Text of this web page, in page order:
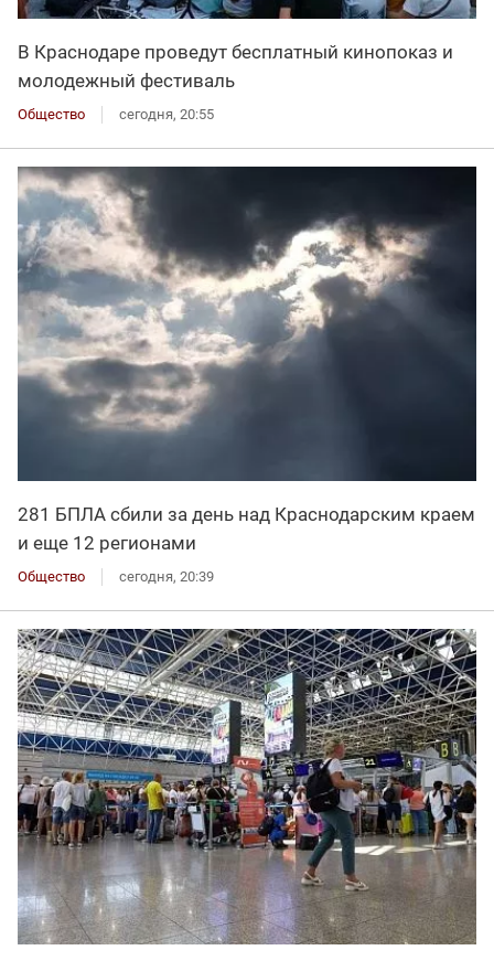
В Краснодаре проведут бесплатный кинопоказ и
молодежный фестиваль
Общество сегодня, 20:55
281 БПЛА сбили за день над Краснодарским краем
и еще 12 регионами
Общество сегодня, 20:39